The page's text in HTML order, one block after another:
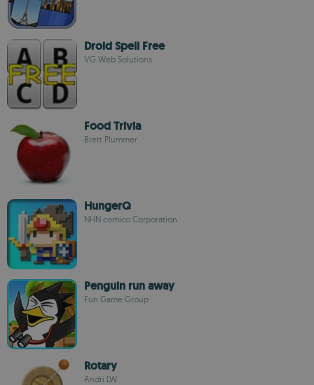
Droid Spell Free
VG Web Solutions
Food Trivia
Brett Plummer
HungerQ
NHN comico Corporation
Penguin run away
Fun Game Group
Rotary
Andri LW